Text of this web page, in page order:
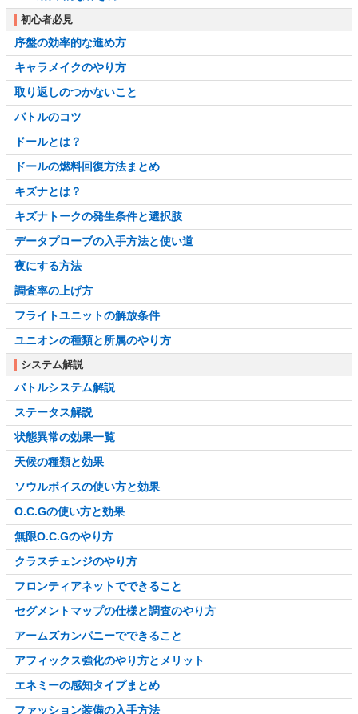
初心者必見
序盤の効率的な進め方
キャラメイクのやり方
取り返しのつかないこと
バトルのコツ
ドールとは？
ドールの燃料回復方法まとめ
キズナとは？
キズナトークの発生条件と選択肢
データプローブの入手方法と使い道
夜にする方法
調査率の上げ方
フライトユニットの解放条件
ユニオンの種類と所属のやり方
システム解説
バトルシステム解説
ステータス解説
状態異常の効果一覧
天候の種類と効果
ソウルボイスの使い方と効果
O.C.Gの使い方と効果
無限O.C.Gのやり方
クラスチェンジのやり方
フロンティアネットでできること
セグメントマップの仕様と調査のやり方
アームズカンパニーでできること
アフィックス強化のやり方とメリット
エネミーの感知タイプまとめ
ファッション装備の入手方法